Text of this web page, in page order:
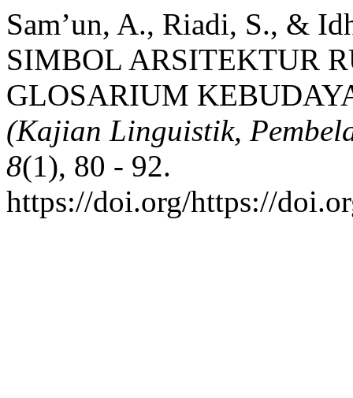
Sam’un, A., Riadi, S., &
SIMBOL ARSITEKTUR
GLOSARIUM
(Kajian Linguistik,
8(1), 80 - 92.
https://doi.org/https://